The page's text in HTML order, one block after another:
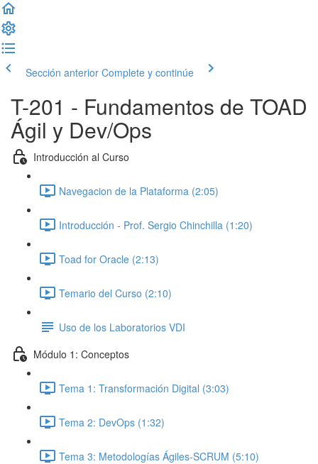
Sección anterior Complete y continúe
T-201 - Fundamentos de TOAD
Ágil y Dev/Ops
Introducción al Curso
Navegacion de la Plataforma (2:05)
Introducción - Prof. Sergio Chinchilla (1:20)
Toad for Oracle (2:13)
Temario del Curso (2:10)
Uso de los Laboratorios VDI
Módulo 1: Conceptos
Tema 1: Transformación Digital (3:03)
Tema 2: DevOps (1:32)
Tema 3: Metodologías Ágiles-SCRUM (5:10)